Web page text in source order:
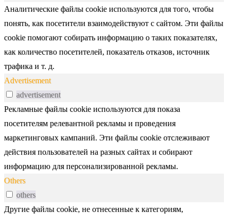
Аналитические файлы cookie используются для того, чтобы
понять, как посетители взаимодействуют с сайтом. Эти файлы
cookie помогают собирать информацию о таких показателях,
как количество посетителей, показатель отказов, источник
трафика и т. д.
Advertisement
advertisement
Рекламные файлы cookie используются для показа
посетителям релевантной рекламы и проведения
маркетинговых кампаний. Эти файлы cookie отслеживают
действия пользователей на разных сайтах и собирают
информацию для персонализированной рекламы.
Others
others
Другие файлы cookie, не отнесенные к категориям,